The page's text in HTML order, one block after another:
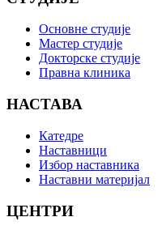
Основне студије
Мастер студије
Докторске студије
Правна клиника
НАСТАВА
Катедре
Наставници
Избор наставника
Наставни материјал
ЦЕНТРИ